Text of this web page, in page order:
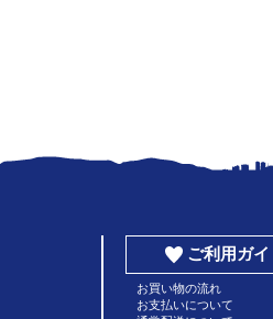
ご利用ガイ
お買い物の流れ
お支払いについて